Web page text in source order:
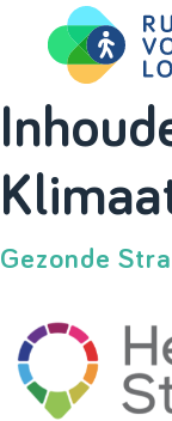
Skip
to
content
Gezonde